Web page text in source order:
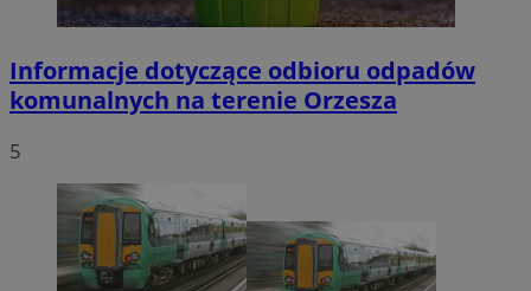
Informacje dotyczące odbioru odpadów
komunalnych na terenie Orzesza
5